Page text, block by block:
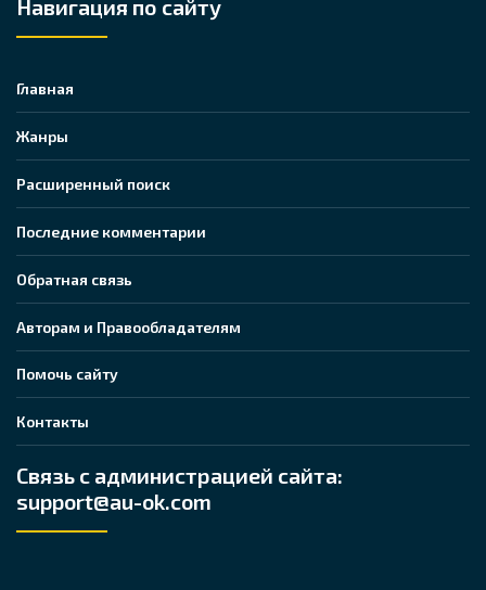
Навигация по сайту
Главная
Жанры
Расширенный поиск
Последние комментарии
Обратная связь
Авторам и Правообладателям
Помочь сайту
Контакты
Связь с администрацией сайта:
support@au-ok.com